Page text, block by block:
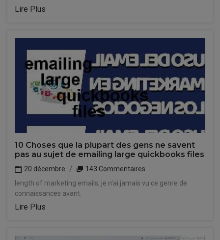
Lire Plus
10 Choses que la plupart des gens ne savent
pas au sujet de emailing large quickbooks files
20 décembre
143 Commentaires
length of marketing emails, je n'ai jamais vu ce genre de
connaissances avant.
Lire Plus